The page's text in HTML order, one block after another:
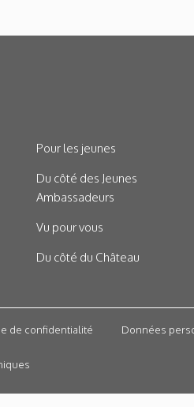
Pour les jeunes
Du côté des Jeunes
Ambassadeurs
Vu pour vous
Du côté du Château
de confidentialité Données